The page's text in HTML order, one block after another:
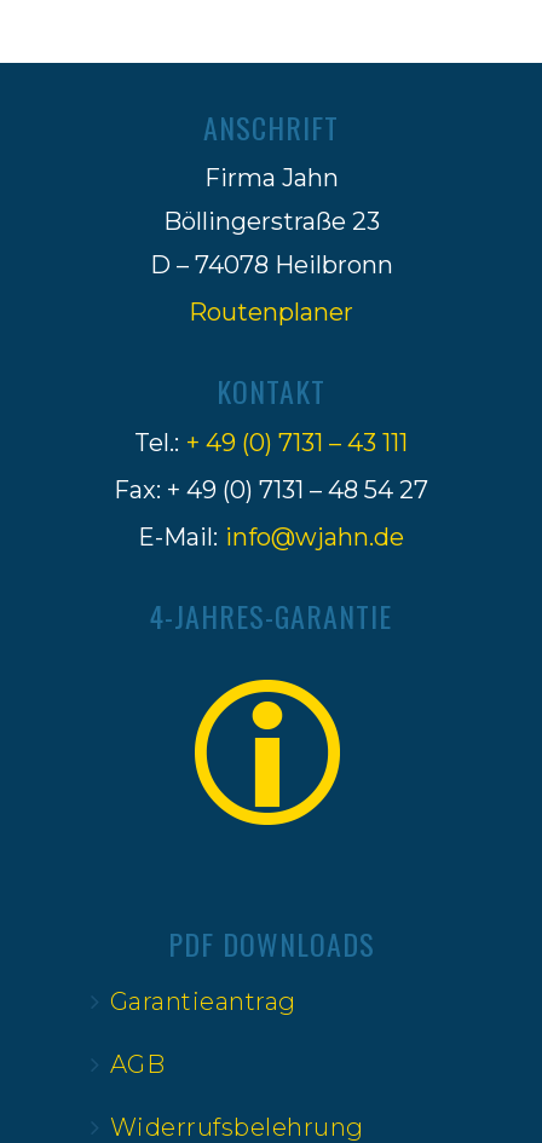
ANSCHRIFT
Firma Jahn
Böllingerstraße 23
D – 74078 Heilbronn
Routenplaner
KONTAKT
Tel.: + 49 (0) 7131 – 43 111
Fax: + 49 (0) 7131 – 48 54 27
E-Mail: info@wjahn.de
4-JAHRES-GARANTIE
PDF DOWNLOADS
Garantieantrag
AGB
Widerrufsbelehrung